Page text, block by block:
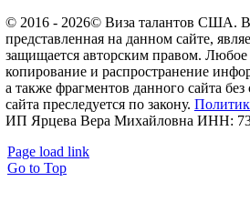
© 2016 - 2026© Виза талантов США.
представленная на данном сайте,
защищается авторским правом.
копирование и распространение
а также фрагментов данного сайта без
сайта преследуется по закону.
ИП Ярцева Вера Михайловна ИНН:
Page load link
Go to Top